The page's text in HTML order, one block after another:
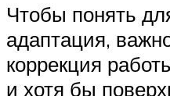
Чтобы понять
адаптация,
коррекция
и хотя бы